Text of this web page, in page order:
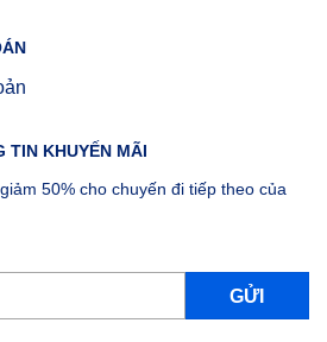
TIN KHUYẾN MÃI
50% cho chuyến đi tiếp theo của